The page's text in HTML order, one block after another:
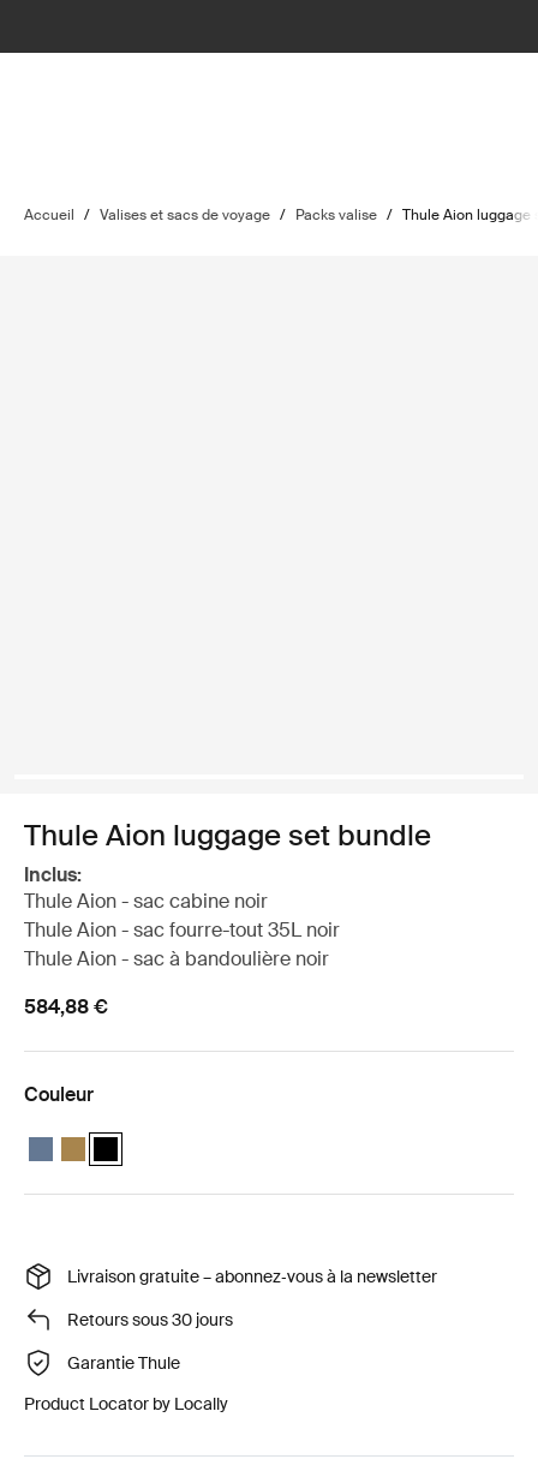
Accueil / Valises et sacs de voyage / Packs valise / Thule Aion luggage
Thule Aion luggage set bundle
Inclus:
Thule Aion - sac cabine noir
Thule Aion - sac fourre-tout 35L noir
Thule Aion - sac à bandoulière noir
584,88 €
Couleur
Thule Aion luggage set bundle Ardoise foncée
Thule Aion luggage set bundle Nutria brown
Thule Aion luggage set bundle Noir (selected)
Livraison gratuite – abonnez‑vous à la newsletter
Retours sous 30 jours
Garantie Thule
Product Locator by Locally